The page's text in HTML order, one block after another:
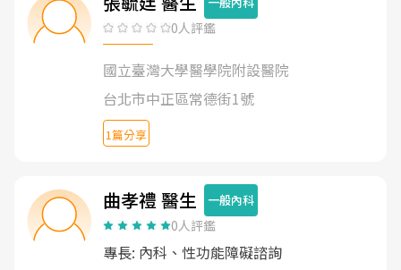
0人評鑑
國立臺灣大學醫學院附設醫院
台北市中正區常德街1號
1篇分享
曲孝禮 醫生 一般內科
0人評鑑
專長: 內科、性功能障礙諮詢